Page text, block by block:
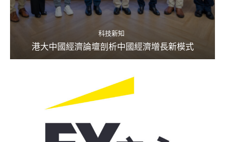
科技新知
港大中國經濟論壇剖析中國經濟增長新模式